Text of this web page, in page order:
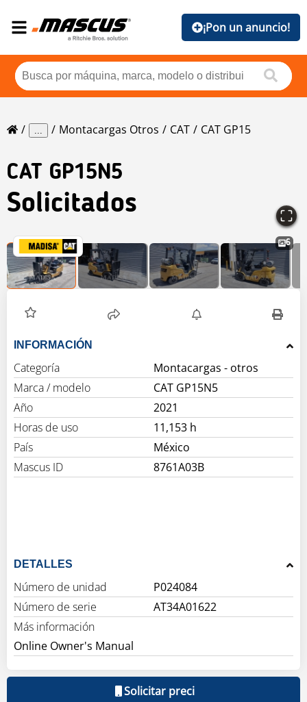
¡Pon un anuncio!
... Montacargas Otros CAT CAT GP15
CAT GP15N5
Solicitados
6
INFORMACIÓN
Categoría
Montacargas - otros
Marca / modelo
CAT GP15N5
Año
2021
Horas de uso
11,153 h
País
México
Mascus ID
8761A03B
DETALLES
Número de unidad
P024084
Número de serie
AT34A01622
Más información
Online Owner's Manual
Solicitar preci